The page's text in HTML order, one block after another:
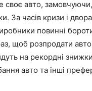
своє авто,
За часів кризи і
повинні
щоб розпродати
на рекордні знижки,
авто та інші